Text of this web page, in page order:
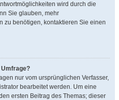
wird durch die
Sie glauben, mehr
zu benötigen, kontaktieren Sie einen
nur vom ursprünglichen Verfasser,
bearbeitet werden. Um eine
ersten Beitrag des Themas; dieser